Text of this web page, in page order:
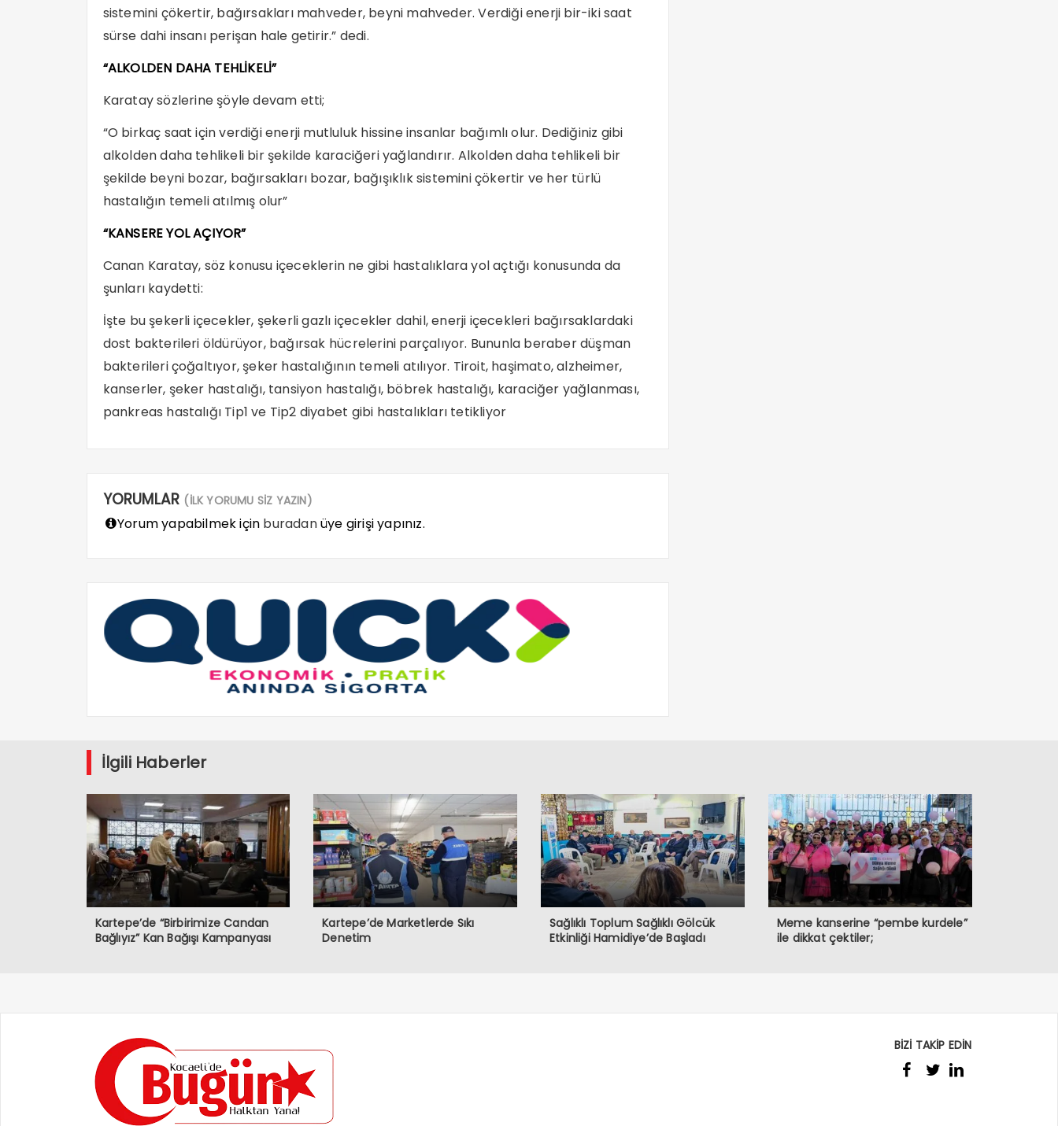
sistemini çökertir, bağırsakları mahveder, beyni mahveder. Verdiği enerji bir-iki saat
sürse dahi insanı perişan hale getirir.” dedi.
“ALKOLDEN DAHA TEHLİKELİ”
Karataysözlerine şöyle devam etti;
“O birkaç saat için verdiği enerji mutluluk hissine insanlar bağımlı olur. Dediğiniz gibi
alkolden daha tehlikeli bir şekilde karaciğeri yağlandırır. Alkolden daha tehlikeli bir
şekilde beyni bozar, bağırsakları bozar, bağışıklık sistemini çökertir ve her türlü
hastalığın temeli atılmış olur”
“KANSERE YOL AÇIYOR”
Canan Karatay, söz konusu içeceklerin ne gibi hastalıklara yol açtığı konusunda da
şunları kaydetti:
İşte bu şekerli içecekler, şekerli gazlı içecekler dahil, enerji içecekleri bağırsaklardaki
dost bakterileri öldürüyor, bağırsak hücrelerini parçalıyor. Bununla beraber düşman
bakterileri çoğaltıyor, şeker hastalığının temeli atılıyor. Tiroit, haşimato, alzheimer,
kanserler, şeker hastalığı, tansiyon hastalığı, böbrek hastalığı, karaciğer yağlanması,
pankreas hastalığı Tip1 ve Tip2 diyabet gibi hastalıkları tetikliyor
YORUMLAR (İLK YORUMU SİZ YAZIN)
Yorum yapabilmek için buradanüye girişi yapınız.
İlgili Haberler
Kartepe’de “Birbirimize Candan
Bağlıyız” Kan Bağışı Kampanyası
Kartepe’de Marketlerde Sıkı
Denetim
Sağlıklı Toplum Sağlıklı Gölcük
Etkinliği Hamidiye’de Başladı
Meme kanserine “pembe kurdele”
ile dikkat çektiler;
BİZİ TAKİP EDİN